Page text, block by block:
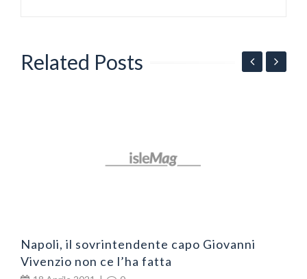
Related Posts
Napoli, il sovrintendente capo Giovanni
Vivenzio non ce l’ha fatta